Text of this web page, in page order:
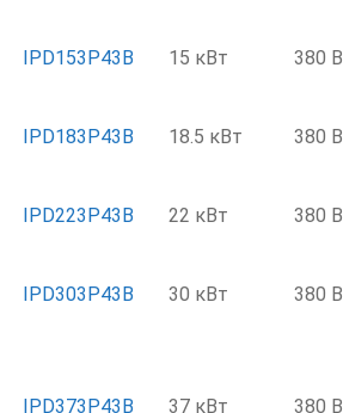
IPD153P43B
15 кВт 380 В
IPD183P43B
18.5 кВт 380 В
IPD223P43B
22 кВт 380 В
IPD303P43B
30 кВт 380 В
IPD373P43B 37 кВт 380 В